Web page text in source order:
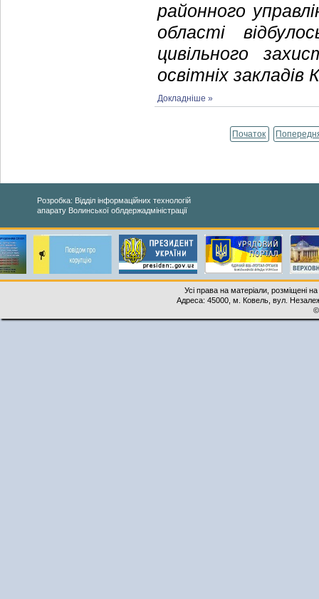
районного
області
цивільного
освітніх закладів
Докладніше »
Початок
Розробка: Відділ інформаційних технологій
апарату Волинської облдержадміністрації
Усі права на матеріали, розміщені
Адреса: 45000, м. Ковель, вул.